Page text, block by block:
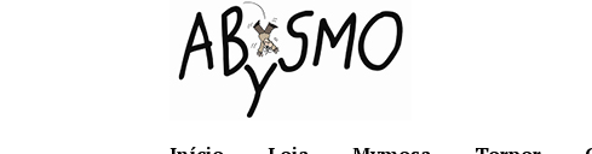
para
a
navegação
Saltar
para
o
conteúdo